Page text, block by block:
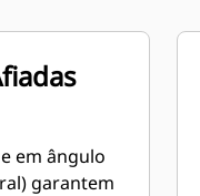
em ângulo
garantem